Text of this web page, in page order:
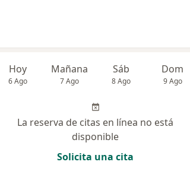
Hoy
6 Ago
Mañana
7 Ago
Sáb
8 Ago
Dom
9 Ago
La reserva de citas en línea no está
disponible
Solicita una cita